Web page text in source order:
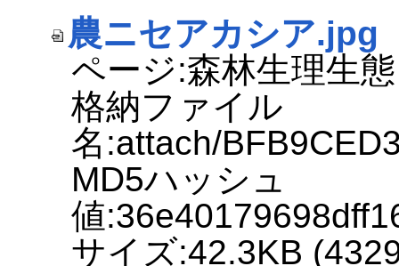
農ニセアカシア.jpg
ページ:森林生理生態
格納ファイル
名:attach/
MD5ハッシュ
値
サイズ:42.3KB